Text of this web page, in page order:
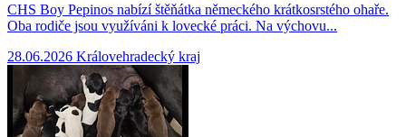
CHS Boy Pepinos nabízí štěňátka německého krátkosrstého ohaře.
Oba rodiče jsou využíváni k lovecké práci. Na výchovu...
28.06.2026 Královehradecký kraj